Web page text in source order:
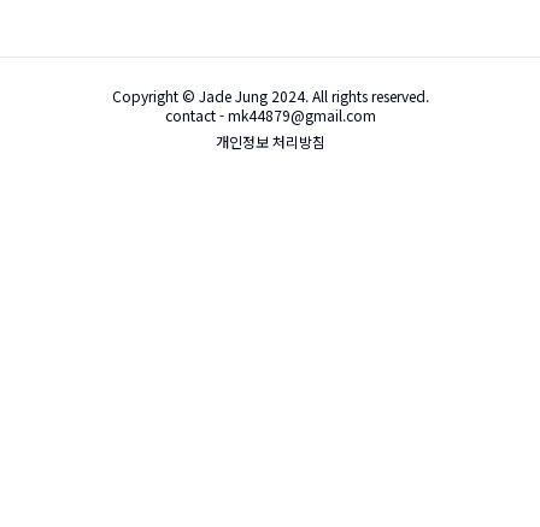
Copyright © Jade Jung 2024. All rights reserved.
contact - mk44879@gmail.com
개인정보 처리방침